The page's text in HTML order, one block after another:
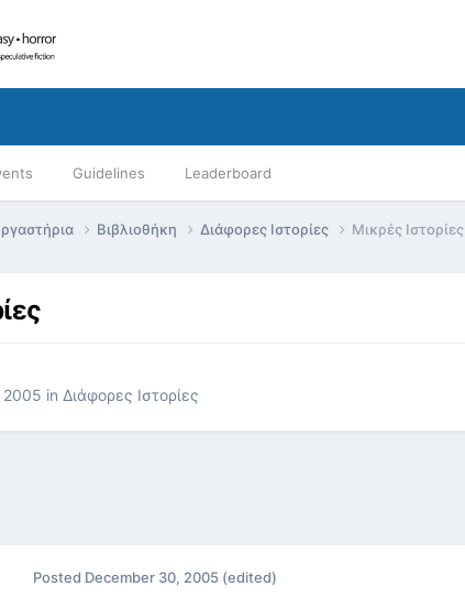
Guidelines Leaderboard
Βιβλιοθήκη Διάφορες Ιστορίες Μικρές Ιστορίες
2005 in Διάφορες Ιστορίες
Posted December 30, 2005 (edited)